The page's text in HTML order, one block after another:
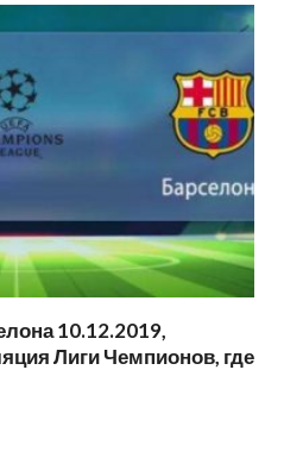
10.12.2019,
Лиги Чемпионов, где